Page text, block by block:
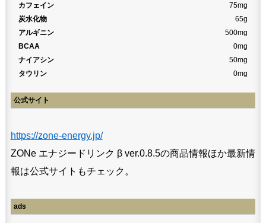
カフェイン
75mg
炭水化物
65g
アルギニン
500mg
BCAA
0mg
ナイアシン
50mg
タウリン
0mg
公式サイト
https://zone-energy.jp/
ZONe エナジードリンク β ver.0.8.5の商品情報ほか最新情
報は公式サイトもチェック。
ads